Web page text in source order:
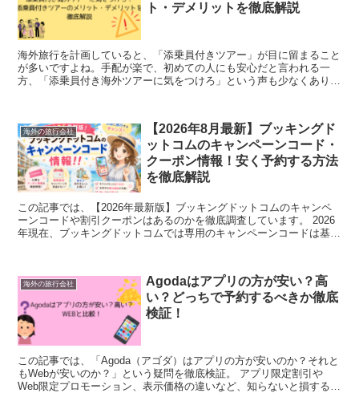
ト・デメリットを徹底解説
海外旅行を計画していると、「添乗員付きツアー」が目に留まること
が多いですよね。手配が楽で、初めての人にも安心だと言われる一
方、「添乗員付き海外ツアーに気をつけろ」という声も少なくありま
海外の旅行会社
【2026年8月最新】ブッキングド
ットコムのキャンペーンコード・
クーポン情報！安く予約する方法
を徹底解説
この記事では、【2026年最新版】ブッキングドットコムのキャンペ
ーンコードや割引クーポンはあるのかを徹底調査しています。 2026
年現在、ブッキングドットコムでは専用のキャンペーンコードは基本
海外の旅行会社
Agodaはアプリの方が安い？高
い？どっちで予約するべきか徹底
検証！
この記事では、「Agoda（アゴダ）はアプリの方が安いのか？それと
もWebが安いのか？」という疑問を徹底検証。 アプリ限定割引や
Web限定プロモーション、表示価格の違いなど、知らないと損する価